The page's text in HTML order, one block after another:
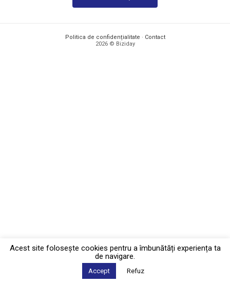
Politica de confidențialitate · Contact
2026 © Biziday
Acest site foloseşte cookies pentru a îmbunătăți experiența ta
de navigare.
Accept Refuz